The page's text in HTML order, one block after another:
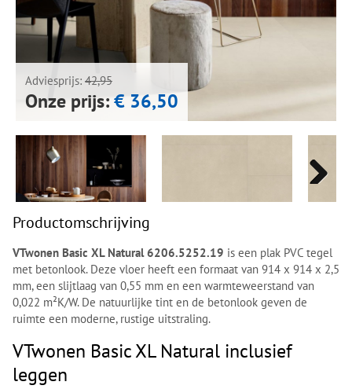
Adviesprijs: 42,95
Onze prijs:€ 36,50
Next
Next
Productomschrijving
VTwonen Basic XL Natural 6206.5252.19 is een plak PVC tegel
met betonlook. Deze vloer heeft een formaat van 914 x 914 x 2,5
mm, een slijtlaag van 0,55 mm en een warmteweerstand van
0,022 m²K/W. De natuurlijke tint en de betonlook geven de
ruimte een moderne, rustige uitstraling.
VTwonen Basic XL Natural inclusief
leggen